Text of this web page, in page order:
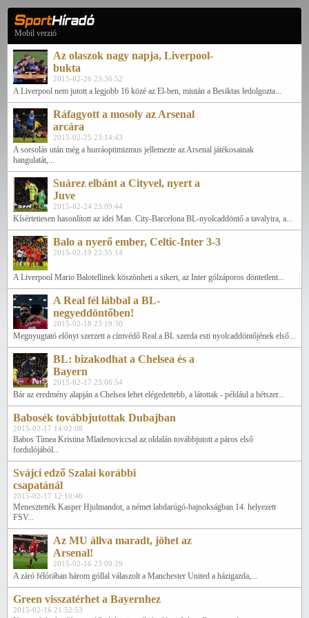
Mobil verzió
Az olaszok nagy napja, Liverpool-
bukta
2015-02-26 23:36:52
A Liverpool nem jutott a legjobb 16 közé az El-ben, miután a Besiktas ledolgozta...
Ráfagyott a mosoly az Arsenal
arcára
2015-02-25 23:14:43
A sorsolás után még a hurráoptimizmus jellemezte az Arsenal játékosainak
hangulatát,...
Suárez elbánt a Cityvel, nyert a
Juve
2015-02-24 23:09:44
Kísértetiesen hasonlított az idei Man. City-Barcelona BL-nyolcaddöntő a tavalyira, a...
Balo a nyerő ember, Celtic-Inter 3-3
2015-02-19 23:35:14
A Liverpool Mario Balotellinek köszönheti a sikert, az Inter gólzáporos döntetlent...
A Real fél lábbal a BL-
negyeddöntőben!
2015-02-18 23:19:30
Megnyugtató előnyt szerzett a címvédő Real a BL szerda esti nyolcaddöntőjének első...
BL: bizakodhat a Chelsea és a
Bayern
2015-02-17 23:06:54
Bár az eredmény alapján a Chelsea lehet elégedettebb, a látottak - például a hétszer...
Babosék továbbjutottak Dubajban
2015-02-17 14:02:08
Babos Tímea Kristina Mladenoviccsal az oldalán továbbjutott a páros első
fordulójából...
Svájci edző Szalai korábbi
csapatánál
2015-02-17 12:10:46
Menesztették Kasper Hjulmandot, a német labdarúgó-bajnokságban 14. helyezett
FSV...
Az MU állva maradt, jöhet az
Arsenal!
2015-02-16 23:09:29
A záró félórában három góllal válaszolt a Manchester United a házigazda,...
Green visszatérhet a Bayernhez
2015-02-16 21:52:53